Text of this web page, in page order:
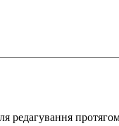
редагування